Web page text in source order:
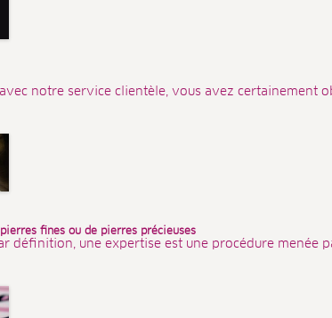
notre service clientèle, vous avez certainement
fines ou de pierres précieuses
définition, une expertise est une procédure menée